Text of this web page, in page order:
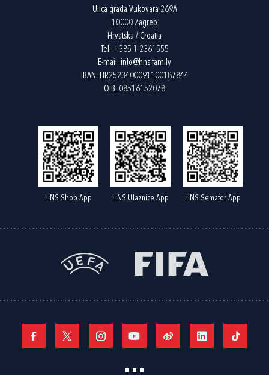
Ulica grada Vukovara 269A
10000 Zagreb
Hrvatska / Croatia
Tel: +385 1 2361555
E-mail: info@hns.family
IBAN: HR2523400091100187844
OIB: 08516152078
HNS Shop App HNS Ulaznice App HNS Semafor App